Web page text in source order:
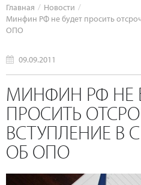
Главная
Новости
Минфин РФ не будет просить
ОПО
09.09.2011
МИНФИН РФ НЕ
ПРОСИТЬ
ВСТУПЛЕНИЕ В
ОБ ОПО